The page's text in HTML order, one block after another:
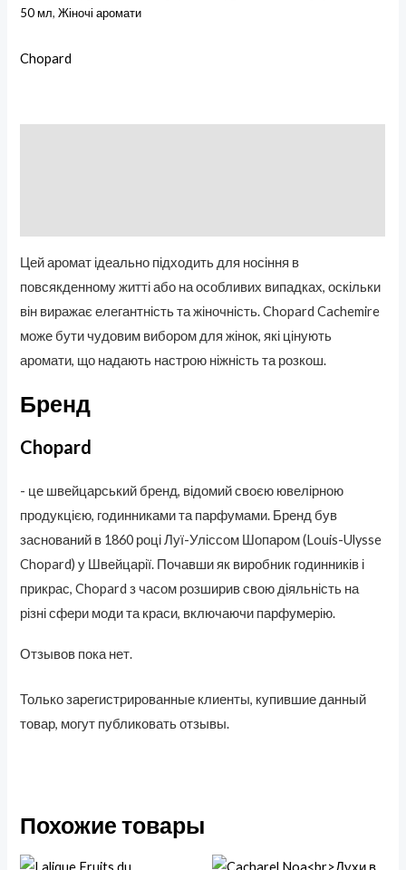
50 мл,Жіночі аромати
Chopard
Цей аромат ідеально підходить для носіння в
повсякденному житті або на особливих випадках, оскільки
він виражає елегантність та жіночність. Chopard Cachemire
може бути чудовим вибором для жінок, які цінують
аромати, що надають настрою ніжність та розкош.
Бренд
Chopard
- це швейцарський бренд, відомий своєю ювелірною
продукцією, годинниками та парфумами. Бренд був
заснований в 1860 році Луї-Уліссом Шопаром (Louis-Ulysse
Chopard) у Швейцарії. Почавши як виробник годинників і
прикрас, Chopard з часом розширив свою діяльність на
різні сфери моди та краси, включаючи парфумерію.
Отзывов пока нет.
Только зарегистрированные клиенты, купившие данный
товар, могут публиковать отзывы.
Похожие товары